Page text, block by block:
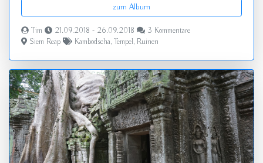
zum Album
Tim 21.09.2018 - 26.09.2018
3 Kommentare
Siem Reap
Kambodscha, Tempel, Ruinen